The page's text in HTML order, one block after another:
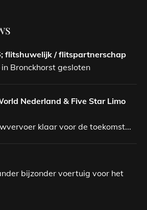
flitshuwelijk / flitspartnerschap
Bronckhorst gesloten
Nederland & Five Star Limo
klaar voor de toekomst...
bijzonder voertuig voor het